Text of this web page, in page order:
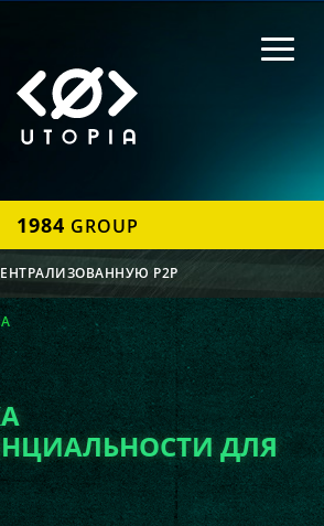
1984 GROUP
P2P
ДЛЯ